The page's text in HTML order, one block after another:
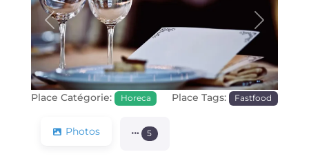
Précédente Prochaine
Place Catégorie: Horeca Place Tags: Fastfood
Photos 5